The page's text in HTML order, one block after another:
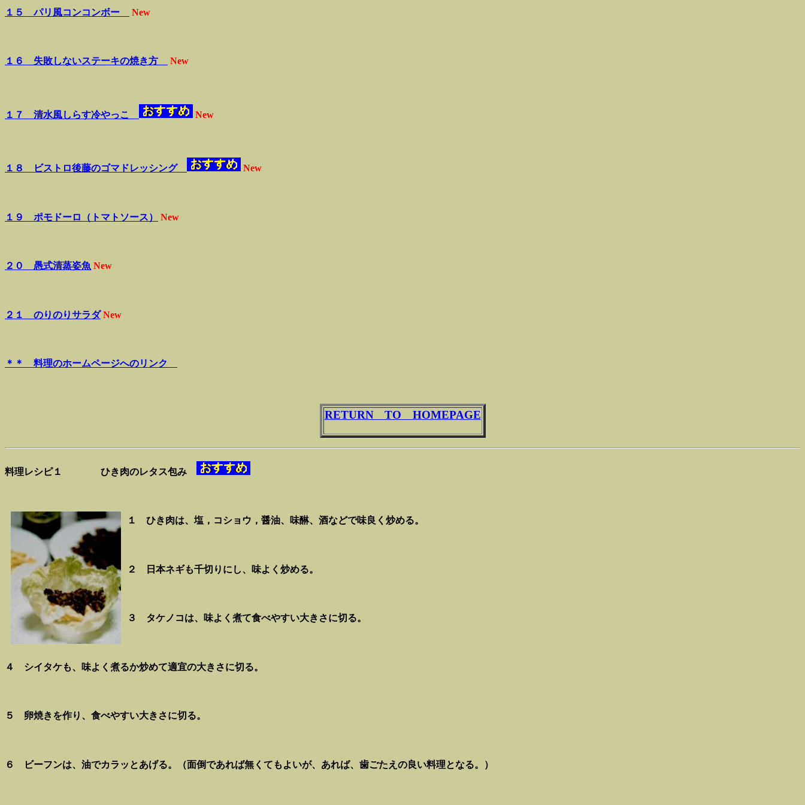
１５ パリ風コンコンボー New
１６ 失敗しないステーキの焼き方 New
１７ 清水風しらす冷やっこ New
１８ ビストロ後藤のゴマドレッシング New
１９ ポモドーロ（トマトソース） New
２０ 愚式清蒸姿魚 New
２１ のりのりサラダNew
＊＊ 料理のホームページへのリンク
RETURN TO HOMEPAGE
料理レシピ１ ひき肉のレタス包み
１ ひき肉は、塩，コショウ，醤油、味醂、酒などで味良く炒める。
２ 日本ネギも千切りにし、味よく炒める。
３ タケノコは、味よく煮て食べやすい大きさに切る。
４ シイタケも、味よく煮るか炒めて適宜の大きさに切る。
５ 卵焼きを作り、食べやすい大きさに切る。
６ ビーフンは、油でカラッとあげる。（面倒であれば無くてもよいが、あれば、歯ごたえの良い料理となる。）